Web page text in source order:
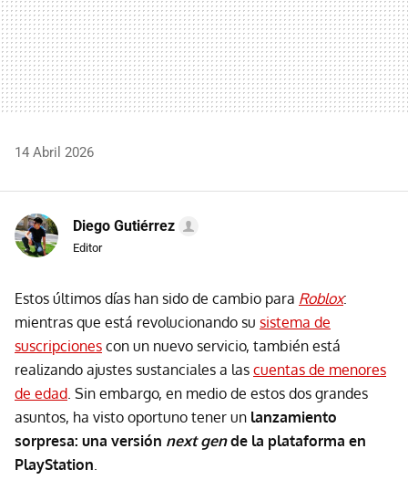
14 Abril 2026
Diego Gutiérrez
Editor
Estos últimos días han sido de cambio para Roblox:
mientras que está revolucionando su sistema de
suscripciones con un nuevo servicio, también está
realizando ajustes sustanciales a las cuentas de menores
de edad. Sin embargo, en medio de estos dos grandes
asuntos, ha visto oportuno tener un lanzamiento
sorpresa: una versión next gende la plataforma en
PlayStation.